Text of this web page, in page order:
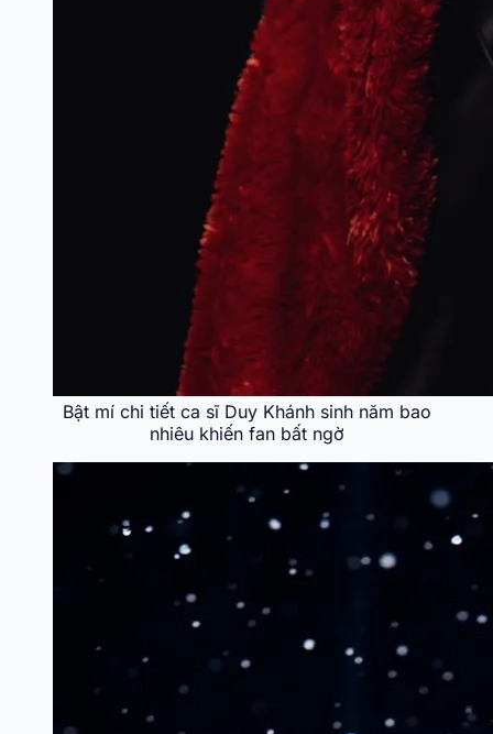
Bật mí chi tiết ca sĩ Duy Khánh sinh năm bao
nhiêu khiến fan bất ngờ